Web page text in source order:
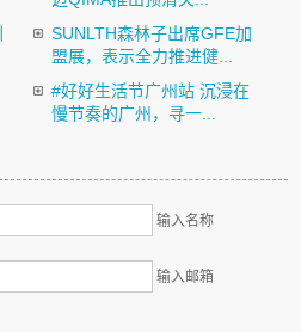
SUNLTH森林子出席GFE加
盟展，表示全力推进健...
#好好生活节广州站 沉浸在
慢节奏的广州，寻一...
输入名称
输入邮箱